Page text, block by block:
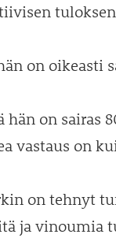
on oikeasti
hän on sairas
vastaus on
on tehnyt
ja vinoumia